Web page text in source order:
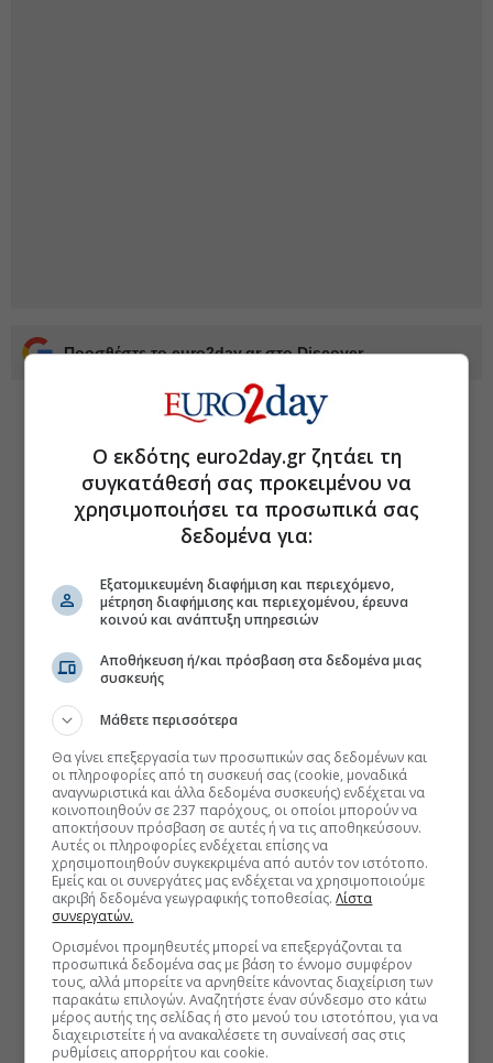
Προσθέστε το euro2day.gr στο Discover
Ο εκδότης euro2day.gr ζητάει τη
συγκατάθεσή σας προκειμένου να
χρησιμοποιήσει τα προσωπικά σας
δεδομένα για:
Εξατομικευμένη διαφήμιση και περιεχόμενο,
μέτρηση διαφήμισης και περιεχομένου, έρευνα
κοινού και ανάπτυξη υπηρεσιών
Αποθήκευση ή/και πρόσβαση στα δεδομένα μιας
συσκευής
Μάθετε περισσότερα
Θα γίνει επεξεργασία των προσωπικών σας δεδομένων και
οι πληροφορίες από τη συσκευή σας (cookie, μοναδικά
αναγνωριστικά και άλλα δεδομένα συσκευής) ενδέχεται να
κοινοποιηθούν σε 237 παρόχους, οι οποίοι μπορούν να
αποκτήσουν πρόσβαση σε αυτές ή να τις αποθηκεύσουν.
Αυτές οι πληροφορίες ενδέχεται επίσης να
χρησιμοποιηθούν συγκεκριμένα από αυτόν τον ιστότοπο.
Εμείς και οι συνεργάτες μας ενδέχεται να χρησιμοποιούμε
ακριβή δεδομένα γεωγραφικής τοποθεσίας.Λίστα
συνεργατών.
Ορισμένοι προμηθευτές μπορεί να επεξεργάζονται τα
προσωπικά δεδομένα σας με βάση το έννομο συμφέρον
τους, αλλά μπορείτε να αρνηθείτε κάνοντας διαχείριση των
παρακάτω επιλογών. Αναζητήστε έναν σύνδεσμο στο κάτω
μέρος αυτής της σελίδας ή στο μενού του ιστοτόπου, για να
διαχειριστείτε ή να ανακαλέσετε τη συναίνεσή σας στις
ρυθμίσεις απορρήτου και cookie.